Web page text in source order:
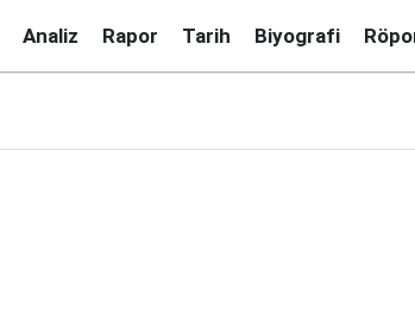
Analiz Rapor Tarih Biyografi